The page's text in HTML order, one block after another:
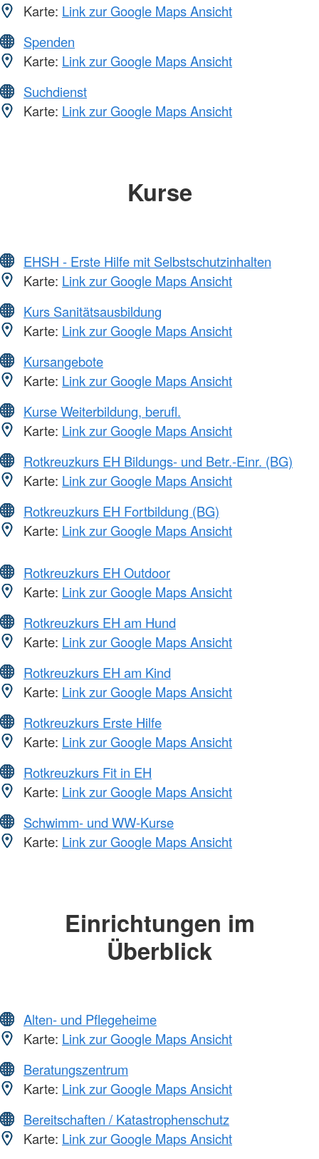
Karte: Link zur Google Maps Ansicht
Spenden
Karte: Link zur Google Maps Ansicht
Suchdienst
Karte: Link zur Google Maps Ansicht
Kurse
EHSH - Erste Hilfe mit Selbstschutzinhalten
Karte: Link zur Google Maps Ansicht
Kurs Sanitätsausbildung
Karte: Link zur Google Maps Ansicht
Kursangebote
Karte: Link zur Google Maps Ansicht
Kurse Weiterbildung, berufl.
Karte: Link zur Google Maps Ansicht
Rotkreuzkurs EH Bildungs- und Betr.-Einr. (BG)
Karte: Link zur Google Maps Ansicht
Rotkreuzkurs EH Fortbildung (BG)
Karte: Link zur Google Maps Ansicht
Rotkreuzkurs EH Outdoor
Karte: Link zur Google Maps Ansicht
Rotkreuzkurs EH am Hund
Karte: Link zur Google Maps Ansicht
Rotkreuzkurs EH am Kind
Karte: Link zur Google Maps Ansicht
Rotkreuzkurs Erste Hilfe
Karte: Link zur Google Maps Ansicht
Rotkreuzkurs Fit in EH
Karte: Link zur Google Maps Ansicht
Schwimm- und WW-Kurse
Karte: Link zur Google Maps Ansicht
Einrichtungen im
Überblick
Alten- und Pflegeheime
Karte: Link zur Google Maps Ansicht
Beratungszentrum
Karte: Link zur Google Maps Ansicht
Bereitschaften / Katastrophenschutz
Karte: Link zur Google Maps Ansicht